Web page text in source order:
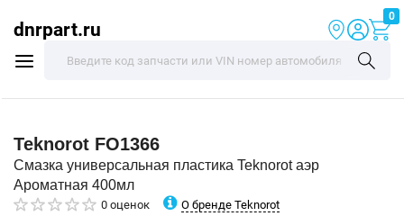
dnrpart.ru
0
Teknorot FO1366
Смазка универсальная пластика Teknorot аэр
Ароматная 400мл
0 оценок О бренде Teknorot